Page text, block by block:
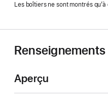
Les boîtiers ne sont montrés qu’à
Aperçu